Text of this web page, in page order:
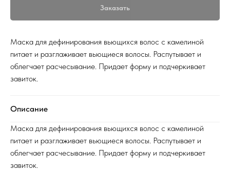
Заказать
Маска для дефинирования вьющихся волос с камелиной
питает и разглаживает вьющиеся волосы. Распутывает и
облегчает расчесывание. Придает форму и подчеркивает
завиток.
Описание
Маска для дефинирования вьющихся волос с камелиной
питает и разглаживает вьющиеся волосы. Распутывает и
облегчает расчесывание. Придает форму и подчеркивает
завиток.